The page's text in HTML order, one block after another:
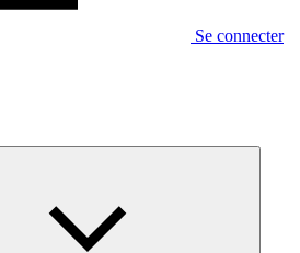
Se connecter